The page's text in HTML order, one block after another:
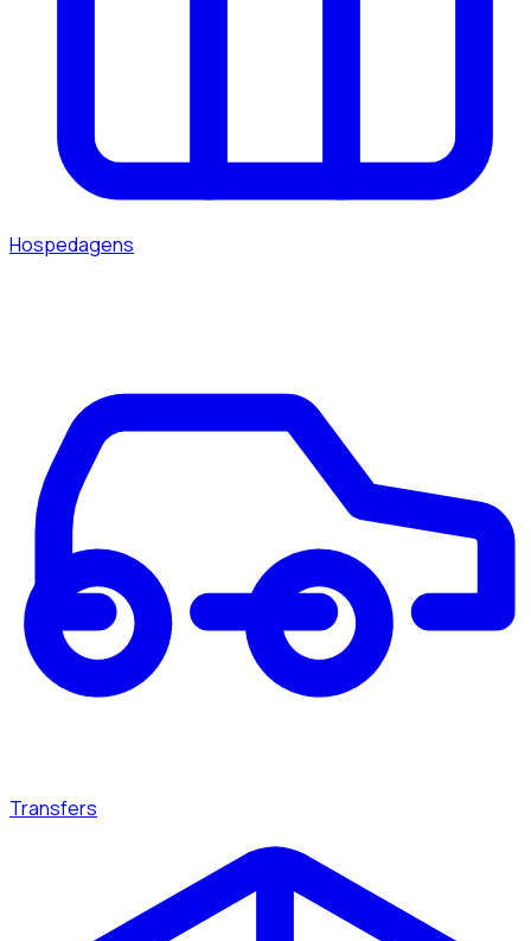
Hospedagens
Transfers